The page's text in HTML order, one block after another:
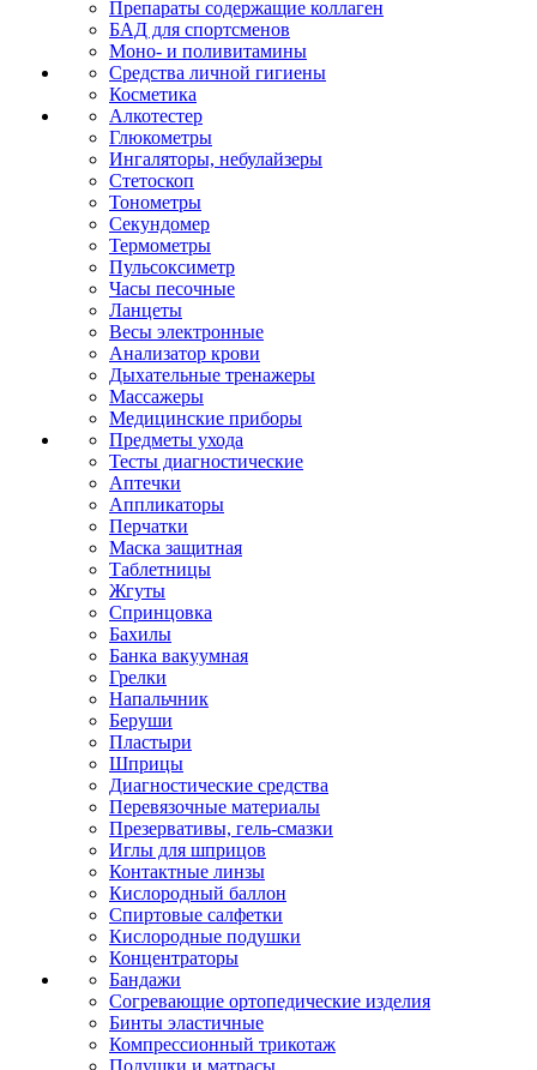
Препараты содержащие коллаген
БАД для спортсменов
Моно- и поливитамины
Средства личной гигиены
Косметика
Алкотестер
Глюкометры
Ингаляторы, небулайзеры
Стетоскоп
Тонометры
Секундомер
Термометры
Пульсоксиметр
Часы песочные
Ланцеты
Весы электронные
Анализатор крови
Дыхательные тренажеры
Массажеры
Медицинские приборы
Предметы ухода
Тесты диагностические
Аптечки
Аппликаторы
Перчатки
Маска защитная
Таблетницы
Жгуты
Спринцовка
Бахилы
Банка вакуумная
Грелки
Напальчник
Беруши
Пластыри
Шприцы
Диагностические средства
Перевязочные материалы
Презервативы, гель-смазки
Иглы для шприцов
Контактные линзы
Кислородный баллон
Спиртовые салфетки
Кислородные подушки
Концентраторы
Бандажи
Согревающие ортопедические изделия
Бинты эластичные
Компрессионный трикотаж
Подушки и матрасы